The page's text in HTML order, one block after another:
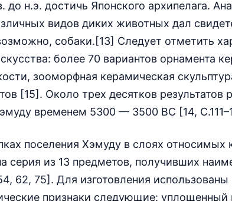
до н.э. достичь Японского архипелага.
видов диких животных дал
собаки.[13] Следует отметить
более 70 вариантов орнамента
зооморфная керамическая
[15]. Около трех десятков результатов
временем 5300 — 3500 ВС [14,
поселения Хэмуду в слоях относимых
серия из 13 предметов, получивших
62, 75]. Для изготовления
признаки следующие: уплощенный